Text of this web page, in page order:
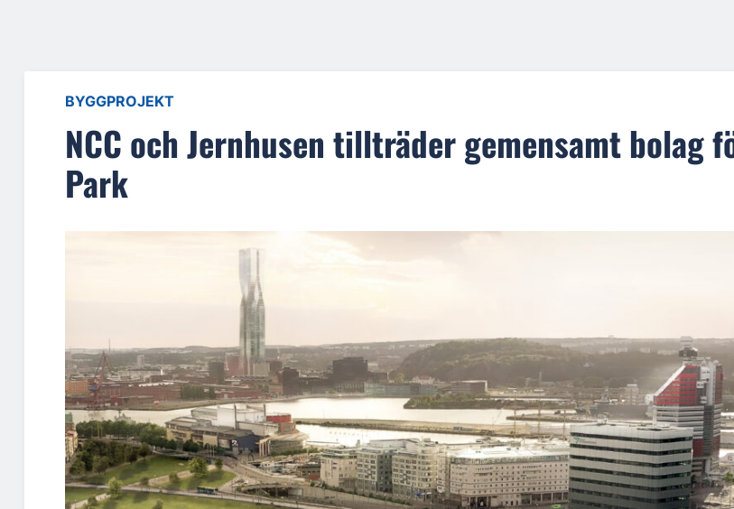
BYGGPROJEKT
NCC och Jernhusen tillträder gemensamt bolag
Park